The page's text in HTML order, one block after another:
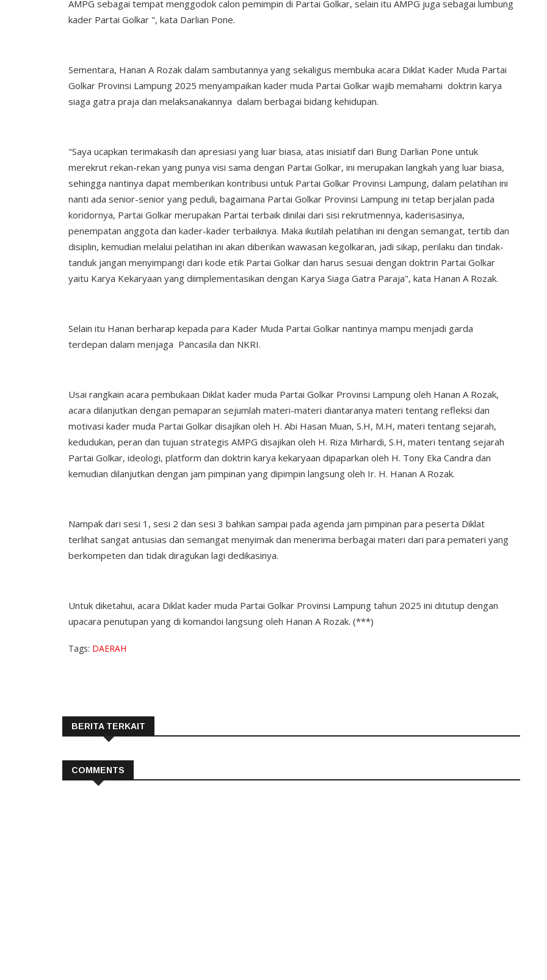
AMPG sebagai tempat menggodok calon pemimpin di Partai Golkar, selain itu AMPG juga sebagai lumbung
kader Partai Golkar ", kata Darlian Pone.
Sementara, Hanan A Rozak dalam sambutannya yang sekaligus membuka acara Diklat Kader Muda Partai
Golkar Provinsi Lampung 2025 menyampaikan kader muda Partai Golkar wajib memahami doktrin karya
siaga gatra praja dan melaksanakannya dalam berbagai bidang kehidupan.
"Saya ucapkan terimakasih dan apresiasi yang luar biasa, atas inisiatif dari Bung Darlian Pone untuk
merekrut rekan-rekan yang punya visi sama dengan Partai Golkar, ini merupakan langkah yang luar biasa,
sehingga nantinya dapat memberikan kontribusi untuk Partai Golkar Provinsi Lampung, dalam pelatihan ini
nanti ada senior-senior yang peduli, bagaimana Partai Golkar Provinsi Lampung ini tetap berjalan pada
koridornya, Partai Golkar merupakan Partai terbaik dinilai dari sisi rekrutmennya, kaderisasinya,
penempatan anggota dan kader-kader terbaiknya. Maka ikutilah pelatihan ini dengan semangat, tertib dan
disiplin, kemudian melalui pelatihan ini akan diberikan wawasan kegolkaran, jadi sikap, perilaku dan tindak-
tanduk jangan menyimpangi dari kode etik Partai Golkar dan harus sesuai dengan doktrin Partai Golkar
yaitu Karya Kekaryaan yang diimplementasikan dengan Karya Siaga Gatra Paraja", kata Hanan A Rozak.
Selain itu Hanan berharap kepada para Kader Muda Partai Golkar nantinya mampu menjadi garda
terdepan dalam menjaga Pancasila dan NKRI.
Usai rangkain acara pembukaan Diklat kader muda Partai Golkar Provinsi Lampung oleh Hanan A Rozak,
acara dilanjutkan dengan pemaparan sejumlah materi-materi diantaranya materi tentang refleksi dan
motivasi kader muda Partai Golkar disajikan oleh H. Abi Hasan Muan, S.H, M.H, materi tentang sejarah,
kedudukan, peran dan tujuan strategis AMPG disajikan oleh H. Riza Mirhardi, S.H, materi tentang sejarah
Partai Golkar, ideologi, platform dan doktrin karya kekaryaan dipaparkan oleh H. Tony Eka Candra dan
kemudian dilanjutkan dengan jam pimpinan yang dipimpin langsung oleh Ir. H. Hanan A Rozak.
Nampak dari sesi 1, sesi 2 dan sesi 3 bahkan sampai pada agenda jam pimpinan para peserta Diklat
terlihat sangat antusias dan semangat menyimak dan menerima berbagai materi dari para pemateri yang
berkompeten dan tidak diragukan lagi dedikasinya.
Untuk diketahui, acara Diklat kader muda Partai Golkar Provinsi Lampung tahun 2025 ini ditutup dengan
upacara penutupan yang di komandoi langsung oleh Hanan A Rozak. (***)
Tags: DAERAH
BERITA TERKAIT
COMMENTS